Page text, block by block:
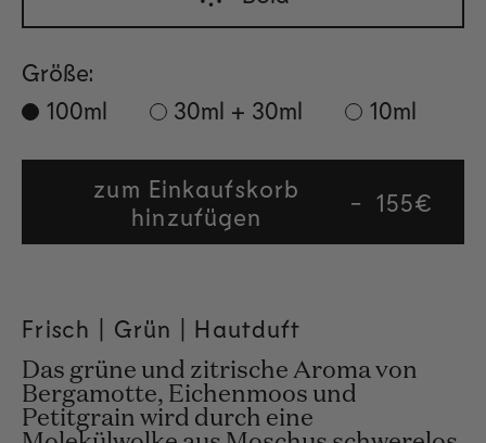
Größe:
100ml
30ml + 30ml 10ml
zum Einkaufskorb
hinzufügen
Regular
155€
Frisch | Grün | Hautduft
Das grüne und zitrische Aroma von
Bergamotte, Eichenmoos und
Petitgrain wird durch eine